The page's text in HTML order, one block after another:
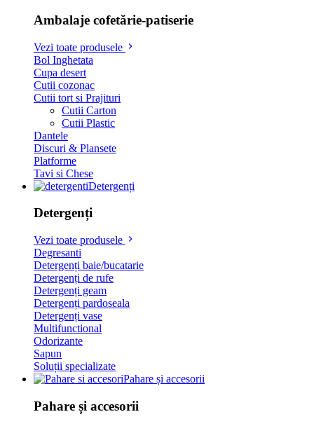
Ambalaje cofetărie-patiserie
Vezi toate produsele
Bol Inghetata
Cupa desert
Cutii cozonac
Cutii tort si Prajituri
Cutii Carton
Cutii Plastic
Dantele
Discuri & Plansete
Platforme
Tavi si Chese
Detergenți
Detergenți
Vezi toate produsele
Degresanti
Detergenți baie/bucatarie
Detergenți de rufe
Detergenți geam
Detergenți pardoseala
Detergenți vase
Multifunctional
Odorizante
Sapun
Soluții specializate
Pahare și accesorii
Pahare și accesorii